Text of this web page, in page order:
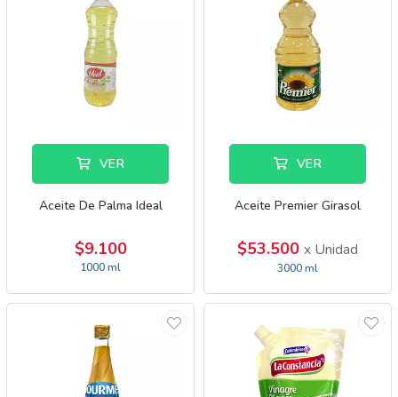
VER
Aceite De Palma Ideal
$9.100
1000 ml
VER
Aceite Premier Girasol
$53.500 x Unidad
3000 ml